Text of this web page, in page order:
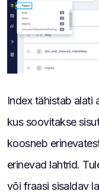
Index tähistab alati
kus soovitakse
koosneb
erinevad lahtrid.
või fraasi sisaldav